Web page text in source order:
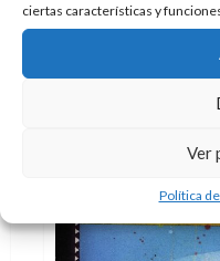
ciertas características y
Ver
Política
Doc Pastor 8 de
Tres días de viñetas,
del
Cómic
Getxo:
Crónica